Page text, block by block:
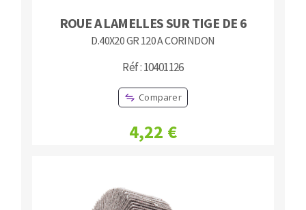
ROUE A LAMELLES SUR TIGE DE 6
D.40X20 GR 120 A CORINDON
Réf : 10401126
Comparer
4,22 €